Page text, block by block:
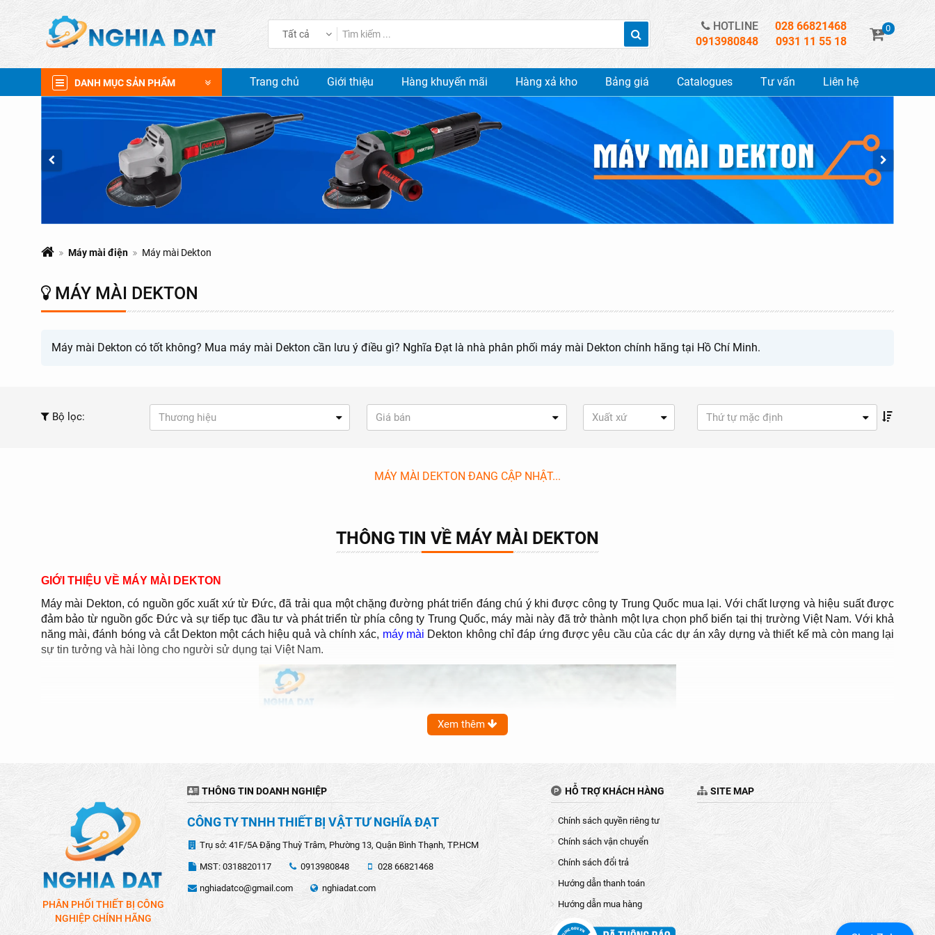
Tất cả
HOTLINE
028 66821468
0913980848
0931 11 55 18
0
DANH MỤC SẢN PHẨM Trang chủ Giới thiệu Hàng khuyến mãi Hàng xả kho Bảng giá Catalogues Tư vấn Liên hệ
Máy mài điện Máy mài Dekton
MÁY MÀI DEKTON
Máy mài Dekton có tốt không? Mua máy mài Dekton cần lưu ý điều gì? Nghĩa Đạt là nhà phân phối máy mài Dekton chính hãng tại Hồ Chí Minh.
Bộ lọc: Thương hiệu Giá bán Xuất xứ Thứ tự mặc định
MÁY MÀI DEKTON ĐANG CẬP NHẬT...
THÔNG TIN VỀ MÁY MÀI DEKTON
GIỚI THIỆU VỀ MÁY MÀI DEKTON
Máy mài Dekton, có nguồn gốc xuất xứ từ Đức, đã trải qua một chặng đường phát triển đáng chú ý khi được công ty Trung Quốc mua lại. Với chất lượng và hiệu suất được
đảm bảo từ nguồn gốc Đức và sự tiếp tục đầu tư và phát triển từ phía công ty Trung Quốc, máy mài này đã trở thành một lựa chọn phổ biến tại thị trường Việt Nam. Với khả
năng mài, đánh bóng và cắt Dekton một cách hiệu quả và chính xác, máy mài Dekton không chỉ đáp ứng được yêu cầu của các dự án xây dựng và thiết kế mà còn mang lại
sự tin tưởng và hài lòng cho người sử dụng tại Việt Nam.
Xem thêm
PHÂN PHỐI THIẾT BỊ CÔNG
NGHIỆP CHÍNH HÃNG
THÔNG TIN DOANH NGHIỆP
CÔNG TY TNHH THIẾT BỊ VẬT TƯ NGHĨA ĐẠT
Trụ sở: 41F/5A Đặng Thuỳ Trâm, Phường 13, Quận Bình Thạnh, TP.HCM
MST: 0318820117 0913980848 028 66821468
nghiadatco@gmail.com nghiadat.com
HỖ TRỢ KHÁCH HÀNG
Chính sách quyền riêng tư
Chính sách vận chuyển
Chính sách đổi trả
Hướng dẫn thanh toán
Hướng dẫn mua hàng
SITE MAP